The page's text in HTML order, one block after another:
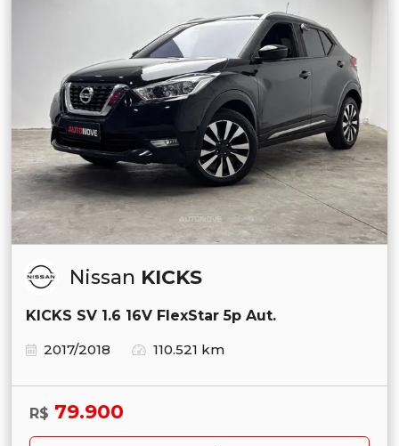
Nissan KICKS
KICKS SV 1.6 16V FlexStar 5p Aut.
2017/2018
110.521 km
R$ 79.900